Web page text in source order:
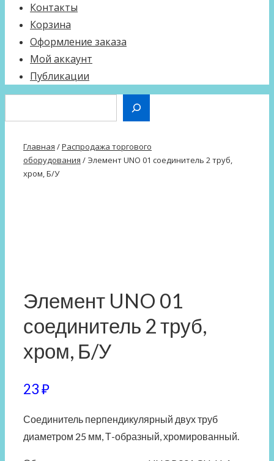
Контакты
Корзина
Оформление заказа
Мой аккаунт
Публикации
Главная /Распродажа торгового
оборудования / Элемент UNO 01 соединитель 2 труб,
хром, Б/У
Элемент UNO 01
соединитель 2 труб,
хром, Б/У
23₽
Соединитель перпендикулярный двухтруб
диаметром 25 мм,Т-образный,хромированный.